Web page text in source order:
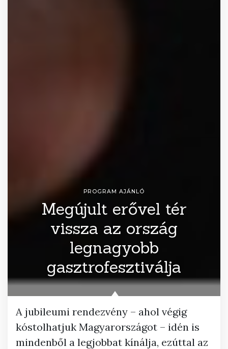
PROGRAM AJÁNLÓ
Megújult erővel tér
vissza az ország
legnagyobb
gasztrofesztiválja
A jubileumi rendezvény – ahol végig
kóstolhatjuk Magyarországot – idén is
mindenből a legjobbat kínálja, ezúttal az